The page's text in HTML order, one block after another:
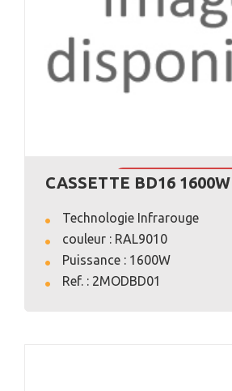
VOIR L'ANNONCE
CASSETTE BD16 1600W
Technologie Infrarouge
couleur : RAL9010
Puissance : 1600W
Ref. : 2MODBD01